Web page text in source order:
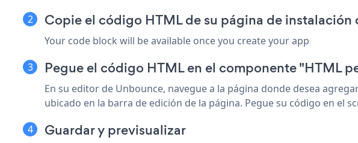
Copie el código HTML de su página de instalación
Your code block will be available once you create your app
Pegue el código HTML en el componente "HTML
En su editor de Unbounce, navegue a la página donde desea
ubicado en la barra de edición de la página. Pegue su código en el
Guardar y previsualizar